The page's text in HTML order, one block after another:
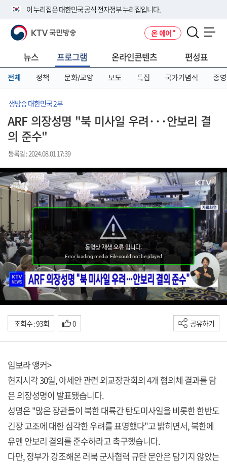
이 누리집은 대한민국 공식 전자정부 누리집입니다.
공식 누리집 주소 확인하기
니다.
이밖에 or.kr 또는 .kr등 다른 도메인 주소를 사용하고 있다면 아래 URL에
서 도메인 주소를 확인해 보세요
KTV 국민방송 온 에어
뉴스 프로그램 온라인콘텐츠 편성표
전체 정책 문화/교양 보도 특집 국가기념식 종영
생방송 대한민국 2부
ARF 의장성명 "북 미사일 우려···안보리 결
의 준수"
등록일 : 2024.08.01 17:39
조회수 : 93회 0 공유하기
임보라 앵커>
현지시각 30일, 아세안 관련 외교장관회의 4개 협의체 결과를 담
은 의장성명이 발표됐습니다.
성명은 "많은 장관들이 북한 대륙간 탄도미사일을 비롯한 한반도
긴장 고조에 대한 심각한 우려를 표명했다"고 밝히면서, 북한에
유엔 안보리 결의를 준수하라고 촉구했습니다.
다만, 정부가 강조해온 러북 군사협력 규탄 문안은 담기지 않았는